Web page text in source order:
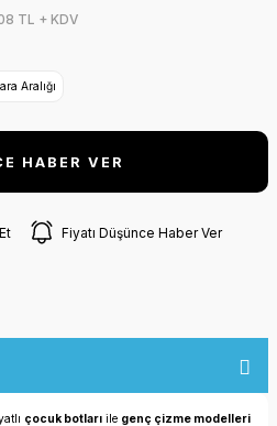
TL + KDV
Aralığı
HABER VER
Fiyatı Düşünce Haber Ver
çocuk botları ile genç çizme modelleri